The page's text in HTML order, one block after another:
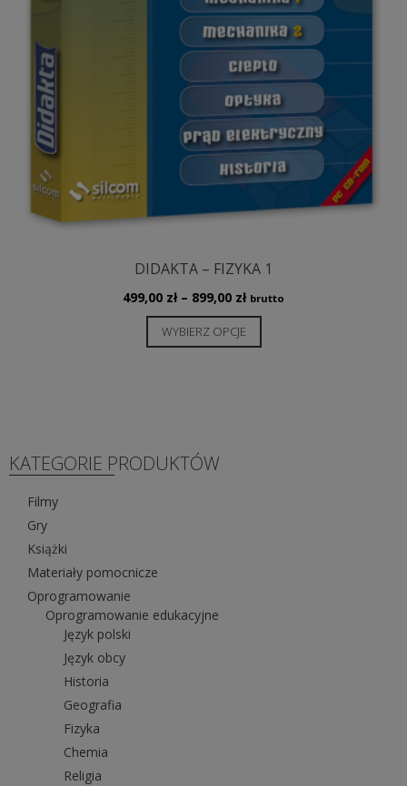
DIDAKTA – FIZYKA 1
499,00 zł – 899,00 złZakres
cen:
499,00 zł
brutto
WYBIERZ OPCJE
produkt
KATEGORIE PRODUKTÓW
Filmy
Gry
Książki
Materiały pomocnicze
Oprogramowanie
Oprogramowanie edukacyjne
Język polski
Język obcy
Historia
Geografia
Fizyka
Chemia
Religia